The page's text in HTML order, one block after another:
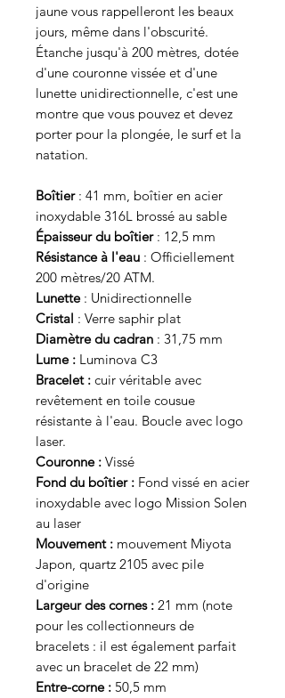
jaune vous rappelleront les beaux
jours, même dans l'obscurité.
Étanche jusqu'à 200 mètres, dotée
d'une couronne vissée et d'une
lunette unidirectionnelle, c'est une
montre que vous pouvez et devez
porter pour la plongée, le surf et la
natation.
Boîtier: 41 mm, boîtier en acier
inoxydable 316L brossé au sable
Épaisseur du boîtier: 12,5 mm
Résistance à l'eau : Officiellement
200 mètres/20 ATM.
Lunette: Unidirectionnelle
Cristal : Verre saphir plat
Diamètre du cadran : 31,75 mm
Lume : Luminova C3
Bracelet : cuir véritable avec
revêtement en toile cousue
résistante à l'eau. Boucle avec logo
laser.
Couronne : Vissé
Fond du boîtier : Fond vissé en acier
inoxydable avec logo Mission Solen
au laser
Mouvement : mouvement Miyota
Japon, quartz 2105 avec pile
d'origine
Largeur des cornes : 21 mm (note
pour les collectionneurs de
bracelets : il est également parfait
avec un bracelet de 22 mm)
Entre-corne : 50,5 mm